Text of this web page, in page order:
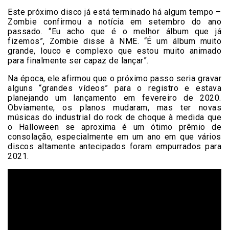
Este próximo disco já está terminado há algum tempo –
Zombie confirmou a notícia em setembro do ano
passado. “Eu acho que é o melhor álbum que já
fizemos”, Zombie disse à NME. “É um álbum muito
grande, louco e complexo que estou muito animado
para finalmente ser capaz de lançar”.
Na época, ele afirmou que o próximo passo seria gravar
alguns “grandes vídeos” para o registro e estava
planejando um lançamento em fevereiro de 2020.
Obviamente, os planos mudaram, mas ter novas
músicas do industrial do rock de choque à medida que
o Halloween se aproxima é um ótimo prêmio de
consolação, especialmente em um ano em que vários
discos altamente antecipados foram empurrados para
2021.